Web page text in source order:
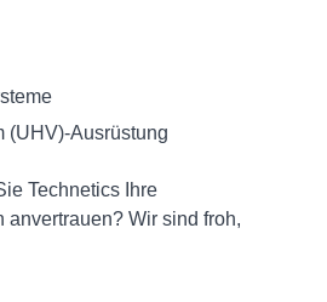
(UHV)-Ausrüstung
Technetics Ihre
anvertrauen? Wir sind froh,